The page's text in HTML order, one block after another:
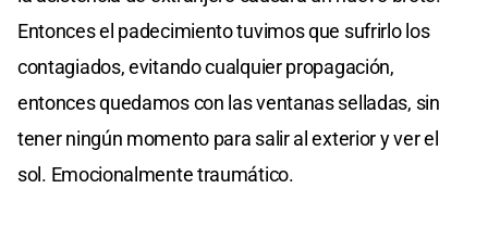
Entonces el padecimiento tuvimos que sufrirlo los
contagiados, evitando cualquier propagación,
entonces quedamos con las ventanas selladas, sin
tener ningún momento para salir al exterior y ver el
sol. Emocionalmente traumático.